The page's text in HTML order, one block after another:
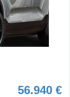
56.940 €